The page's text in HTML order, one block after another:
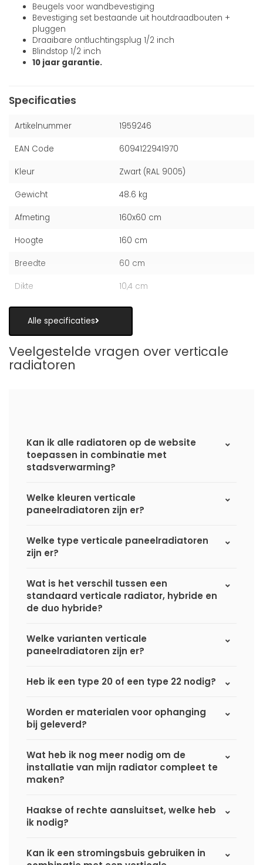
Beugels voor wandbevestiging
Bevestiging set bestaande uit houtdraadbouten +
pluggen
Draaibare ontluchtingsplug 1/2 inch
Blindstop 1/2 inch
10 jaar garantie.
Specificaties
Artikelnummer 1959246
EAN Code 6094122941970
Kleur Zwart (RAL 9005)
Gewicht 48.6 kg
Afmeting 160x60 cm
Hoogte 160 cm
Breedte 60 cm
Dikte 10,4 cm
Alle specificaties
Veelgestelde vragen over verticale
radiatoren
Kan ik alle radiatoren op de website
toepassen in combinatie met
stadsverwarming?
Welke kleuren verticale
paneelradiatoren zijn er?
Welke type verticale paneelradiatoren
zijn er?
Wat is het verschil tussen een
standaard verticale radiator, hybride en
de duo hybride?
Welke varianten verticale
paneelradiatoren zijn er?
Heb ik een type 20 of een type 22 nodig?
Worden er materialen voor ophanging
bij geleverd?
Wat heb ik nog meer nodig om de
installatie van mijn radiator compleet te
maken?
Haakse of rechte aansluitset, welke heb
ik nodig?
Kan ik een stromingsbuis gebruiken in